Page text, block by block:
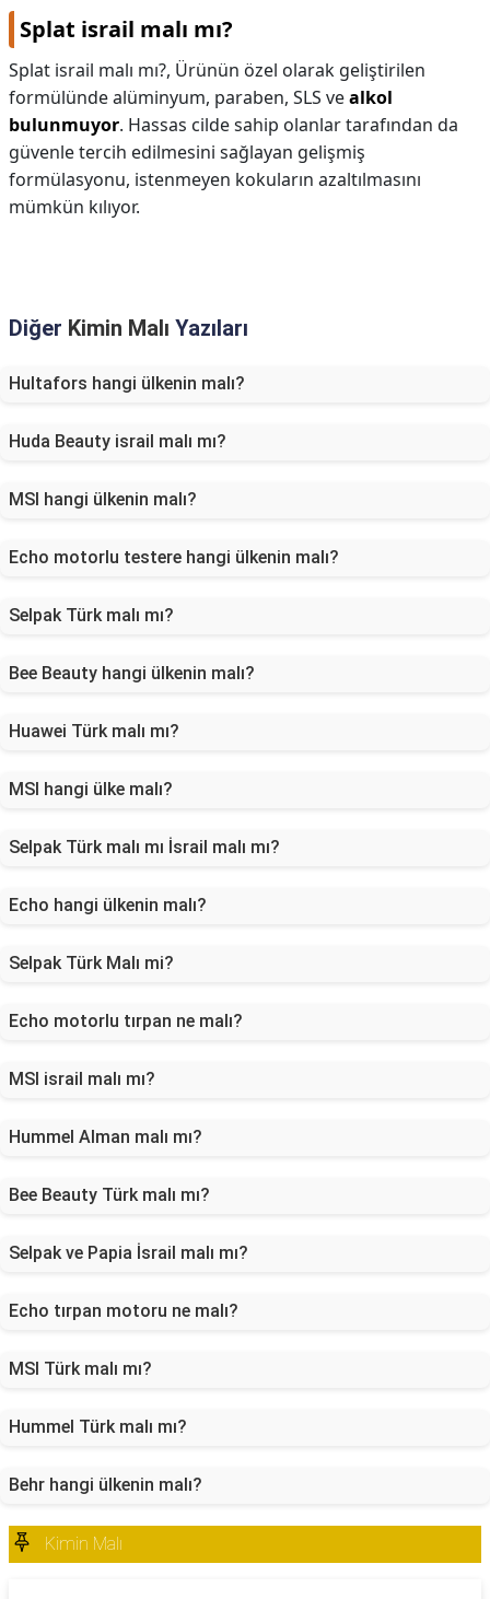
Splat israil malı mı?
Splat israil malı mı?, Ürünün özel olarak geliştirilen
formülünde alüminyum, paraben, SLS vealkol
bulunmuyor. Hassas cilde sahip olanlar tarafından da
güvenle tercih edilmesini sağlayan gelişmiş
formülasyonu, istenmeyen kokuların azaltılmasını
mümkün kılıyor.
Diğer Kimin Malı Yazıları
Hultafors hangi ülkenin malı?
Huda Beauty israil malı mı?
MSI hangi ülkenin malı?
Echo motorlu testere hangi ülkenin malı?
Selpak Türk malı mı?
Bee Beauty hangi ülkenin malı?
Huawei Türk malı mı?
MSI hangi ülke malı?
Selpak Türk malı mı İsrail malı mı?
Echo hangi ülkenin malı?
Selpak Türk Malı mi?
Echo motorlu tırpan ne malı?
MSI israil malı mı?
Hummel Alman malı mı?
Bee Beauty Türk malı mı?
Selpak ve Papia İsrail malı mı?
Echo tırpan motoru ne malı?
MSI Türk malı mı?
Hummel Türk malı mı?
Behr hangi ülkenin malı?
Kimin Malı